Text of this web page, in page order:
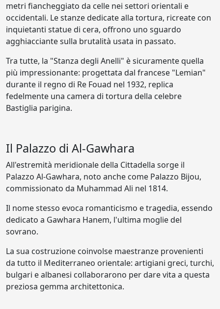
metri fiancheggiato da celle nei settori orientali e
occidentali. Le stanze dedicate alla tortura, ricreate con
inquietanti statue di cera, offrono uno sguardo
agghiacciante sulla brutalità usata in passato.
Tra tutte, la "Stanza degli Anelli" è sicuramente quella
più impressionante: progettata dal francese "Lemian"
durante il regno di Re Fouad nel 1932, replica
fedelmente una camera di tortura della celebre
Bastiglia parigina.
Il Palazzo di Al-Gawhara
All'estremità meridionale della Cittadella sorge il
Palazzo Al-Gawhara, noto anche come Palazzo Bijou,
commissionato da Muhammad Ali nel 1814.
Il nome stesso evoca romanticismo e tragedia, essendo
dedicato a Gawhara Hanem, l'ultima moglie del
sovrano.
La sua costruzione coinvolse maestranze provenienti
da tutto il Mediterraneo orientale: artigiani greci, turchi,
bulgari e albanesi collaborarono per dare vita a questa
preziosa gemma architettonica.